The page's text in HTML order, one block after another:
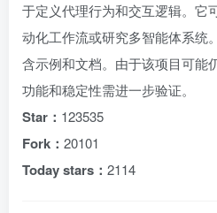
于定义代理行为和交互逻辑。它
动化工作流或研究多智能体系统
含示例和文档。由于该项目可能
功能和稳定性需进一步验证。
Star： 123535
Fork： 20101
Today stars： 2114